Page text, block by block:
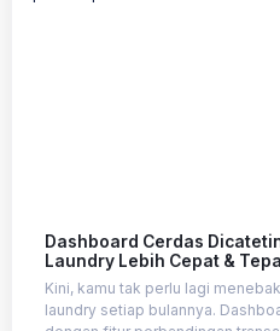
Dashboard Cerdas
Laundry Lebih Cepat &
Kini, kamu tak perlu lagi
laundry setiap bulannya.